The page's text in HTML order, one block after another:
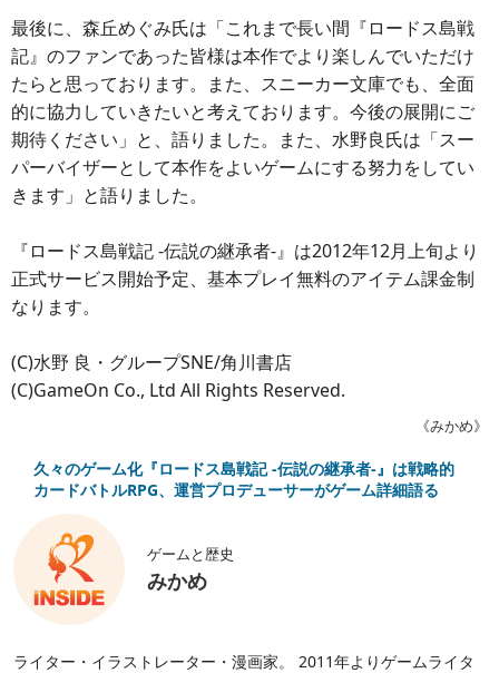
最後に、森丘めぐみ氏は「これまで長い間『ロードス島戦
記』のファンであった皆様は本作でより楽しんでいただけ
たらと思っております。また、スニーカー文庫でも、全面
的に協力していきたいと考えております。今後の展開にご
期待ください」と、語りました。また、水野良氏は「スー
パーバイザーとして本作をよいゲームにする努力をしてい
きます」と語りました。
『ロードス島戦記 -伝説の継承者-』は2012年12月上旬より
正式サービス開始予定、基本プレイ無料のアイテム課金制
なります。
(C)水野 良・グループSNE/角川書店
(C)GameOn Co., Ltd All Rights Reserved.
《みかめ》
久々のゲーム化『ロードス島戦記 -伝説の継承者-』は戦略的
カードバトルRPG、運営プロデューサーがゲーム詳細語る
ゲームと歴史
みかめ
ライター・イラストレーター・漫画家。 2011年よりゲームライタ